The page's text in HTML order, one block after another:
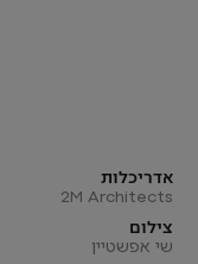
אדריכלות
2M Architects
צילום
שי אפשטיין